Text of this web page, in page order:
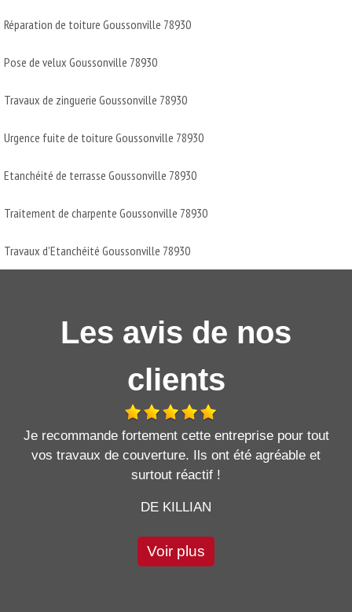
Réparation de toiture Goussonville 78930
Pose de velux Goussonville 78930
Travaux de zinguerie Goussonville 78930
Urgence fuite de toiture Goussonville 78930
Etanchéité de terrasse Goussonville 78930
Traitement de charpente Goussonville 78930
Travaux d'Etanchéité Goussonville 78930
Les avis de nos
clients
Je recommande fortement cette entreprise pour tout
vos travaux de couverture. Ils ont été agréable et
surtout réactif !
DE KILLIAN
Voir plus